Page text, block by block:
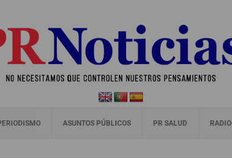
ASUNTOS PÚBLICOS PR SALUD RADIO